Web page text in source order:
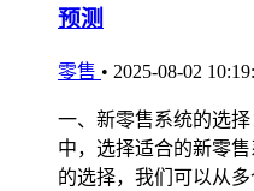
预测
零售 • 2025-08-02
一、新零售系统的选
中，选择适合的新零
的选择，我们可以从